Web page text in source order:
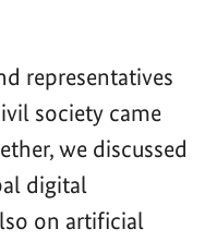
representatives
society came
we discussed
digital
on artificial